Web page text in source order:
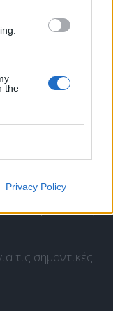
the
Privacy Policy
και άποψης
και
μόνο τους
τις σημαντικές